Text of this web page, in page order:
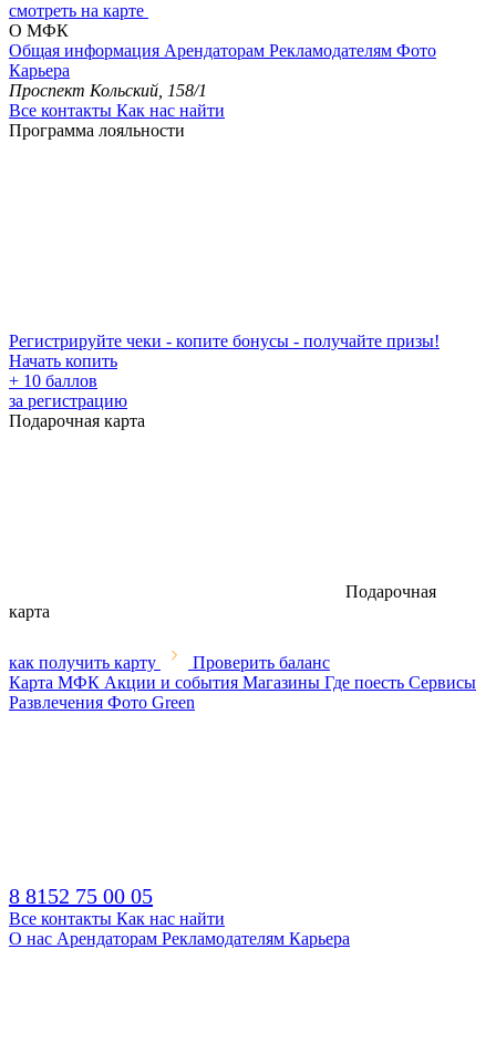
смотреть на карте
О МФК
Общая информация Арендаторам Рекламодателям Фото
Карьера
Проспект Кольский, 158/1
Все контакты Как нас найти
Программа лояльности
Регистрируйте чеки - копите бонусы - получайте призы!
Начать копить
+ 10 баллов
за регистрацию
Подарочная карта
Подарочная
карта
как получить карту
Проверить баланс
Карта МФК Акции и события Магазины Где поесть Сервисы
Развлечения Фото Green
8 8152 75 00 05
Все контакты Как нас найти
О нас Арендаторам Рекламодателям Карьера